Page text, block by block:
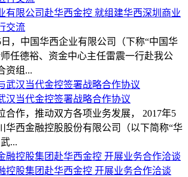
有限公司赴华西金控 就组建华西深圳商业
交流
日，中国华西企业有限公司（下称“中国华
任德裕、资金中心主任雷震一行赴我公
资组...
汉当代金控签署战略合作协议
合作，推动双方各项业务发展， 2017年5
华西金融控股股份有限公司（以下简称“华
...
控股集团赴华西金控 开展业务合作洽谈